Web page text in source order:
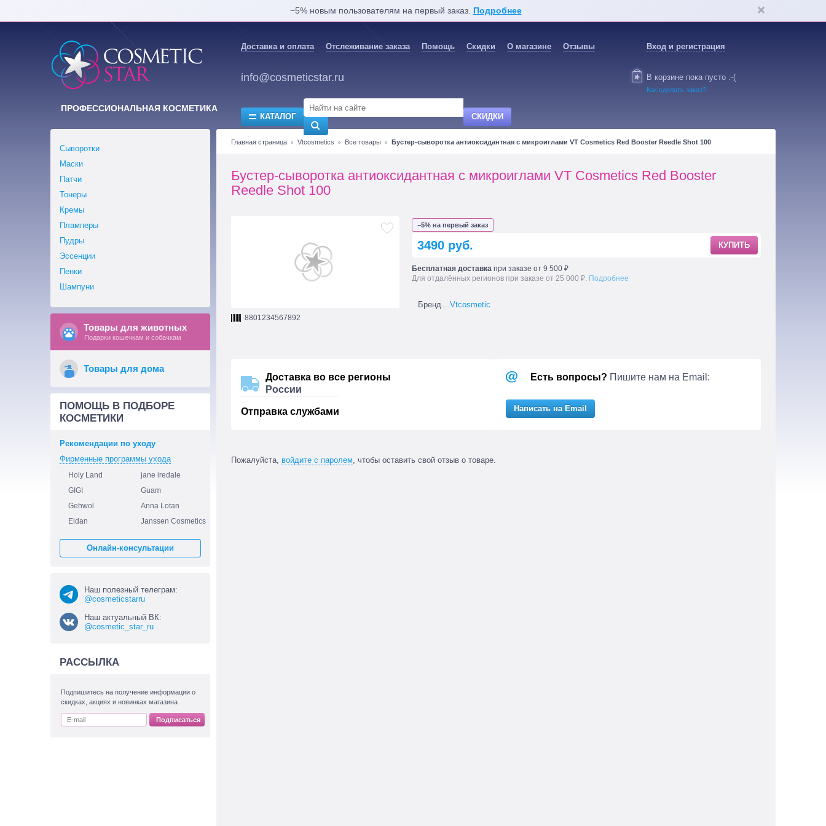
−5% новым пользователям на первый заказ. Подробнее
ПРОФЕССИОНАЛЬНАЯ КОСМЕТИКА
Доставка и оплата Отслеживание заказа Помощь Скидки О магазине Отзывы Вход и регистрация
info@cosmeticstar.ru
КАТАЛОГ СКИДКИ
В корзине пока пусто :-(
Как сделать заказ?
Главная страница Vtcosmetics Все товары Бустер-сыворотка антиоксидантная с микроиглами VT Cosmetics Red Booster Reedle Shot 100
Бустер-сыворотка антиоксидантная с микроиглами VT Cosmetics Red Booster
Reedle Shot 100
8801234567892
−5% на первый заказ
3490 руб. КУПИТЬ
Бесплатная доставка при заказе от 9 500 ₽
Для отдалённых регионов при заказе от 25 000 ₽. Подробнее
Бренд Vtcosmetic
Доставка во все регионы
России
Отправка службами
Есть вопросы? Пишите нам на Email:
Написать на Email
Пожалуйста, войдите с паролем, чтобы оставить свой отзыв о товаре.
Сыворотки
Маски
Патчи
Тонеры
Кремы
Пламперы
Пудры
Эссенции
Пенки
Шампуни
Товары для животных
Подарки кошечкам и собачкам
Товары для дома
ПОМОЩЬ В ПОДБОРЕ
КОСМЕТИКИ
Рекомендации по уходу
Фирменные программы ухода
Holy Land
jane iredale
GIGI
Guam
Gehwol
Anna Lotan
Eldan
Janssen Cosmetics
Онлайн-консультации
Наш полезный телеграм:
@cosmeticstarru
Наш актуальный ВК:
@cosmetic_star_ru
РАССЫЛКА
Подпишитесь на получение информации о
скидках, акциях и новинках магазина
Подписаться